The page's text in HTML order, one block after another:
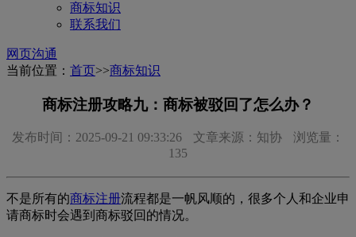
商标知识
联系我们
网页沟通
当前位置： 首页>>商标知识
商标注册攻略九：商标被驳回了怎么办？
发布时间：2025-09-21 09:33:26 文章来源：知协
浏览量：
135
不是所有的商标注册流程都是一帆风顺的，很多个人和企业申
请商标时会遇到商标驳回的情况。